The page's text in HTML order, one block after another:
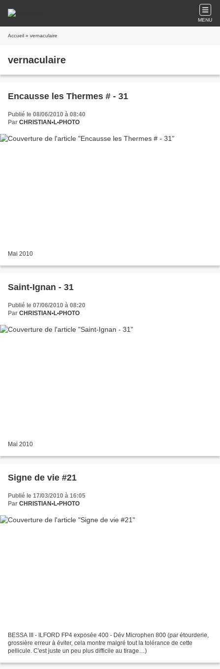
MENU
Accueil » vernaculaire
vernaculaire
Encausse les Thermes # - 31
Publié le 08/06/2010 à 08:40
Par CHRISTIAN•L•PHOTO
Mai 2010
Saint-Ignan - 31
Publié le 07/06/2010 à 08:20
Par CHRISTIAN•L•PHOTO
Mai 2010
Signe de vie #21
Publié le 17/03/2010 à 16:05
Par CHRISTIAN•L•PHOTO
BESSA III - ILFORD FP4 exposée 400 - Dév Microphen 800 (par étourderie,
grossière erreur à éviter, cela montre malgré tout la tolérance de cette
pellicule. C'est juste un peu plus difficile au tirage…)